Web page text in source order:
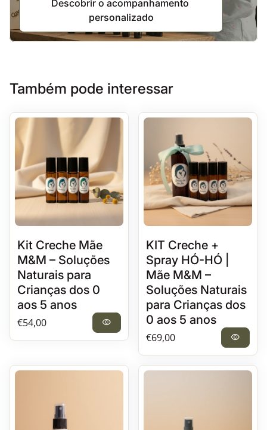
Descobrir o acompanhamento
personalizado
Também pode interessar
Kit Creche Mãe
M&M – Soluções
Naturais para
Crianças dos 0
aos 5 anos
Preço normal
€54,00 visibility
KIT Creche +
Spray HÓ-HÓ |
Mãe M&M –
Soluções Naturais
para Crianças dos
0 aos 5 anos
Preço normal
€69,00 visibility